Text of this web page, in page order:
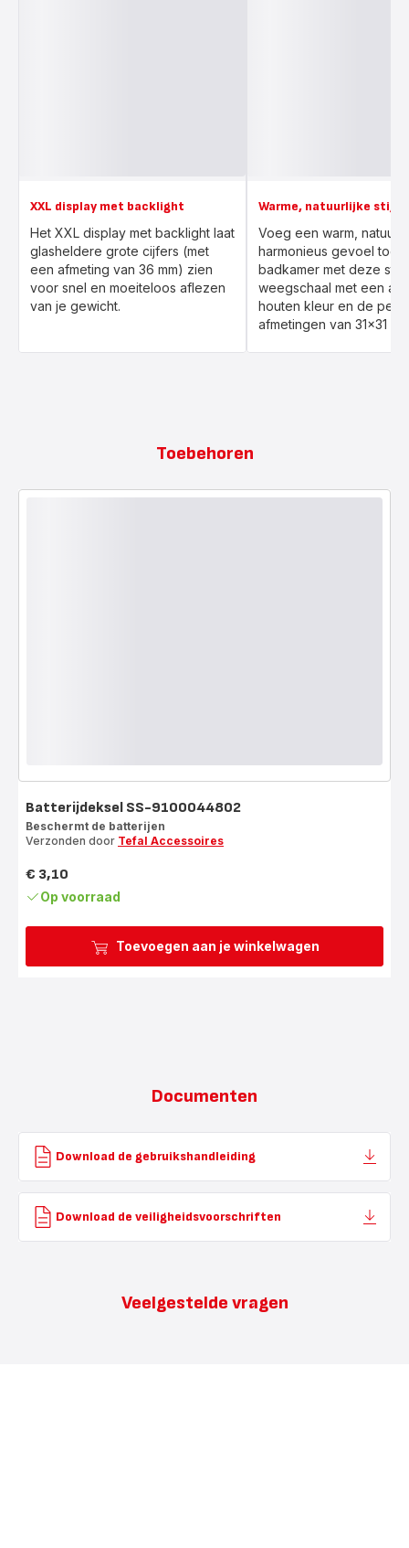
XXL display met backlight
Het XXL display met backlight laat
glasheldere grote cijfers (met
een afmeting van 36 mm) zien
voor snel en moeiteloos aflezen
van je gewicht.
Warme, natuurlijke stijl
Voeg een warm,
harmonieus gevoel toe
badkamer met deze
weegschaal met een
houten kleur en de
afmetingen van 31x31
Toebehoren
Toevoegen aan je winkelwagen
Batterijdeksel SS-9100044802
Beschermt de batterijen
Verzonden door Tefal Accessoires
Prijs
€ 3,10
Op voorraad
Documenten
Download de gebruikshandleiding
Download de veiligheidsvoorschriften
Veelgestelde vragen